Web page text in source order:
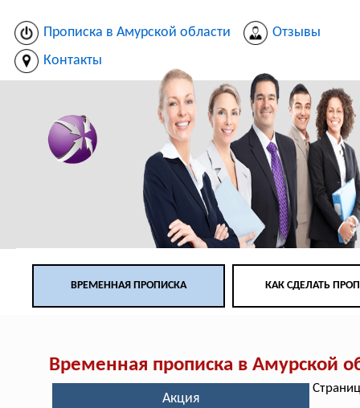
Прописка в Амурской области
Отзывы
Контакты
ВРЕМЕННАЯ ПРОПИСКА КАК СДЕЛАТЬ
Временная прописка в Амурской
Акция